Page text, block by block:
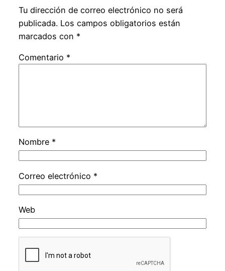
Tu dirección de correo electrónico no será
publicada. Los campos obligatorios están
marcados con *
Comentario *
Nombre *
Correo electrónico *
Web